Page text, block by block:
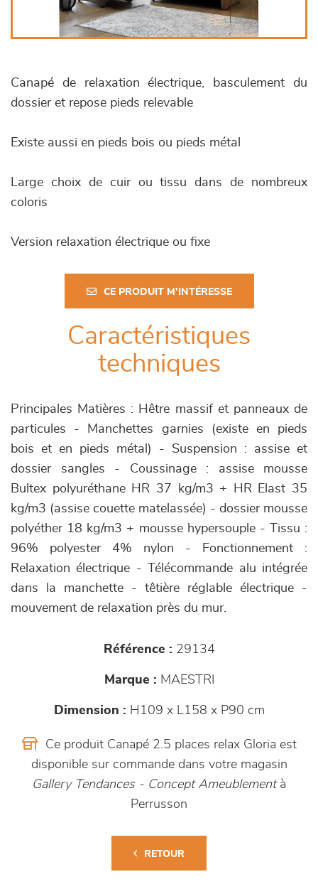
Canapé de relaxation électrique, basculement du
dossier et repose pieds relevable
Existe aussi en pieds bois ou pieds métal
Large choix de cuir ou tissu dans de nombreux
coloris
Version relaxation électrique ou fixe
CE PRODUIT M'INTÉRESSE
Caractéristiques
techniques
Principales Matières : Hêtre massif et panneaux de
particules - Manchettes garnies (existe en pieds
bois et en pieds métal) - Suspension : assise et
dossier sangles - Coussinage : assise mousse
Bultex polyuréthane HR 37 kg/m3 + HR Elast 35
kg/m3 (assise couette matelassée) - dossier mousse
polyéther 18 kg/m3 + mousse hypersouple - Tissu :
96% polyester 4% nylon - Fonctionnement :
Relaxation électrique - Télécommande alu intégrée
dans la manchette - têtière réglable électrique -
mouvement de relaxation près du mur.
Référence : 29134
Marque : MAESTRI
Dimension : H109 x L158 x P90 cm
Ce produit Canapé 2.5 places relax Gloria est
disponible sur commande dans votre magasin
Gallery Tendances - Concept Ameublement à
Perrusson
RETOUR